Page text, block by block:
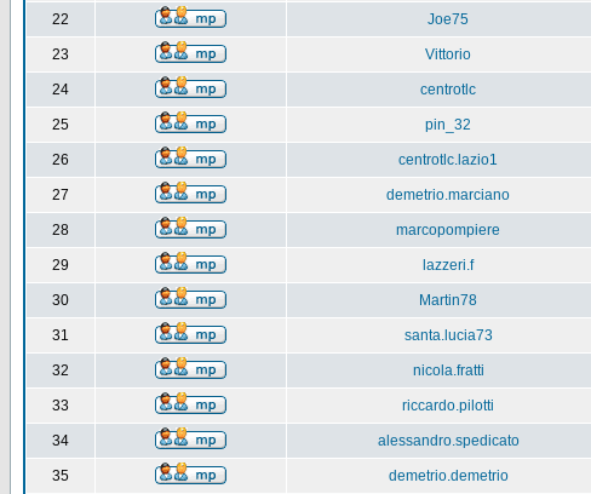
22 Joe75
23 Vittorio
24 centrotlc
25 pin_32
26 centrotlc.lazio1
27 demetrio.marciano
28 marcopompiere
29 lazzeri.f
30 Martin78
31 santa.lucia73
32 nicola.fratti
33 riccardo.pilotti
34 alessandro.spedicato
35 demetrio.demetrio